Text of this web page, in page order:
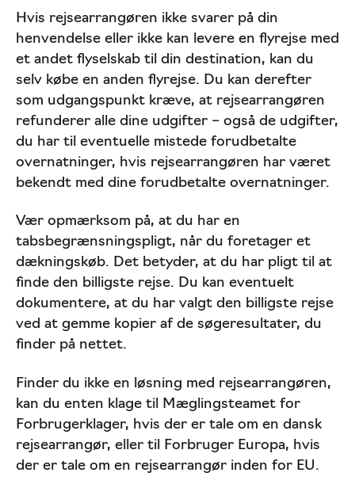
Hvis rejsearrangøren ikke svarer på din
henvendelse eller ikke kan levere en flyrejse med
et andet flyselskab til din destination, kan du
selv købe en anden flyrejse. Du kan derefter
som udgangspunkt kræve, at rejsearrangøren
refunderer alle dine udgifter – også de udgifter,
du har til eventuelle mistede forudbetalte
overnatninger, hvis rejsearrangøren har været
bekendt med dine forudbetalte overnatninger.
Vær opmærksom på, at du har en
tabsbegrænsningspligt, når du foretager et
dækningskøb. Det betyder, at du har pligt til at
finde den billigste rejse. Du kan eventuelt
dokumentere, at du har valgt den billigste rejse
ved at gemme kopier af de søgeresultater, du
finder på nettet.
Finder du ikke en løsning med rejsearrangøren,
kan du enten klage til Mæglingsteamet for
Forbrugerklager, hvis der er tale om en dansk
rejsearrangør, eller til Forbruger Europa, hvis
der er tale om en rejsearrangør inden for EU.